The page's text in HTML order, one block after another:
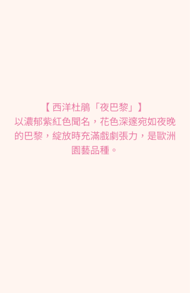
【 西洋杜鵑「夜巴黎」】
以濃郁紫紅色聞名，花色深邃宛如夜晚
的巴黎，綻放時充滿戲劇張力，是歐洲
園藝品種。